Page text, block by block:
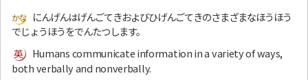
にんげんはげんごてきおよびひげんごてきのさまざまなほうほう
でじょうほうをでんたつします。
Humans communicate information in a variety of ways,
both verbally and nonverbally.